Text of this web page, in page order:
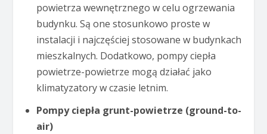
powietrza wewnętrznego w celu ogrzewania
budynku. Są one stosunkowo proste w
instalacji i najczęściej stosowane w budynkach
mieszkalnych. Dodatkowo, pompy ciepła
powietrze-powietrze mogą działać jako
klimatyzatory w czasie letnim.
Pompy ciepła grunt-powietrze (ground-to-
air)